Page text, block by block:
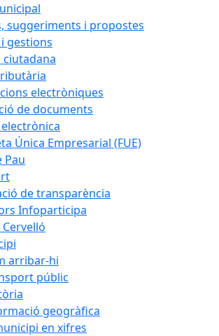
suggeriments i propostes
gestions
ciutadana
electròniques
de documents
Única Empresarial (FUE)
Pau
de transparència
Infoparticipa
Cervelló
arribar-hi
públic
geogràfica
en xifres